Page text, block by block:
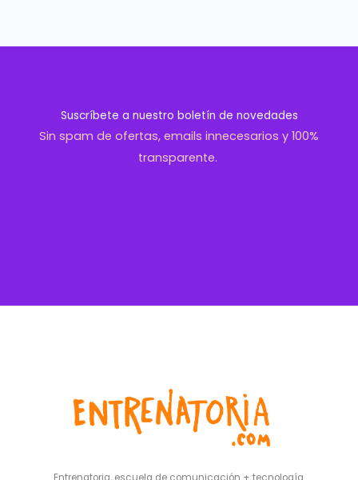
Suscríbete a nuestro boletín de novedades
Sin spam de ofertas, emails innecesarios y 100%
transparente.